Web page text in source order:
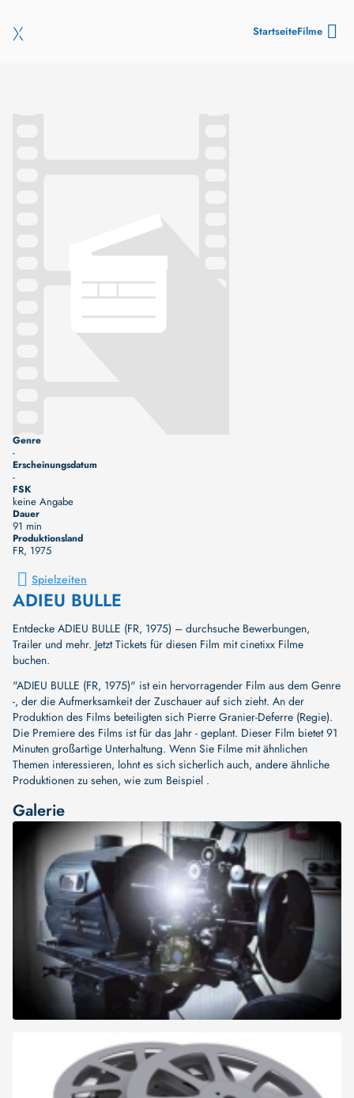
StartseiteFilme
Genre
-
Erscheinungsdatum
-
FSK
keine Angabe
Dauer
91 min
Produktionsland
FR, 1975
Spielzeiten
ADIEU BULLE
Entdecke ADIEU BULLE (FR, 1975) – durchsuche Bewerbungen,
Trailer und mehr. Jetzt Tickets für diesen Film mit cinetixx Filme
buchen.
"ADIEU BULLE (FR, 1975)" ist ein hervorragender Film aus dem Genre
-, der die Aufmerksamkeit der Zuschauer auf sich zieht. An der
Produktion des Films beteiligten sich Pierre Granier-Deferre (Regie).
Die Premiere des Films ist für das Jahr - geplant. Dieser Film bietet 91
Minuten großartige Unterhaltung. Wenn Sie Filme mit ähnlichen
Themen interessieren, lohnt es sich sicherlich auch, andere ähnliche
Produktionen zu sehen, wie zum Beispiel .
Galerie